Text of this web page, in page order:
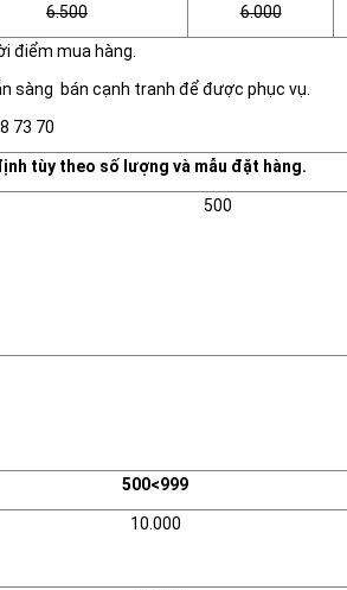
6.500 6.000
điểm mua hàng.
sàng bán cạnh tranh để được phục vụ.
73 70
tùy theo số lượng và mẫu đặt hàng.
500
500<999
10.000